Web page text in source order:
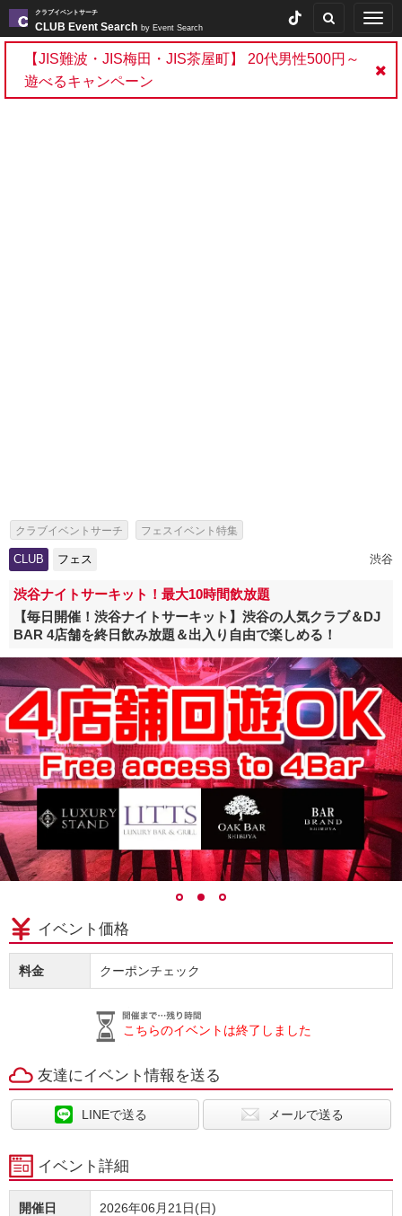
クラブイベントサーチ
CLUB Event Search by Event Search
【JIS難波・JIS梅田・JIS茶屋町】 20代男性500円～
遊べるキャンペーン
クラブイベントサーチ フェスイベント特集
ファンラン・ランフェス特集
CLUB フェス 渋谷
渋谷ナイトサーキット！最大10時間飲放題
【毎日開催！渋谷ナイトサーキット】渋谷の人気クラブ＆DJ
BAR 4店舗を終日飲み放題＆出入り自由で楽しめる！
イベント価格
料金 クーポンチェック
こちらのイベントは終了しました
友達にイベント情報を送る
LINEで送る メールで送る
イベント詳細
開催日 2026年06月21日(日)